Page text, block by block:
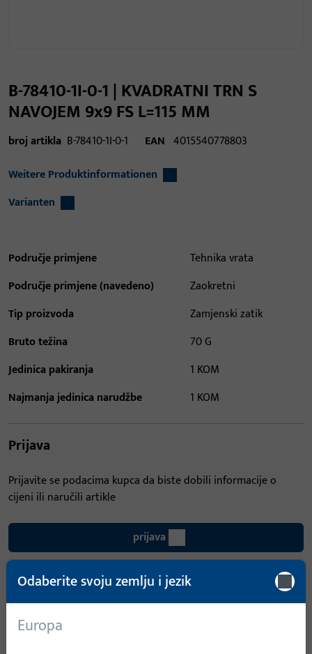
B-78410-1I-0-1 | KVADRATNI TRN S
NAVOJEM 9x9 FS L=115 MM
broj artikla B-78410-1I-0-1 EAN 4015540778803
Weitere Produktinformationen
Varianten
Područje primjene
Tehnika vrata
Područje primjene (navedeno)
Zaokretni
Tip proizvoda
Zamjenski zatik
Bruto težina
70 G
Jedinica pakiranja
1 KOM
Najmanja jedinica narudžbe
1 KOM
Prijava
Prijavite se podacima kupca da biste dobili informacije o
cijeni ili naručili artikle
prijava
Izradi račun
Opis proizvoda
Odaberite svoju zemlju i jezik
Europa